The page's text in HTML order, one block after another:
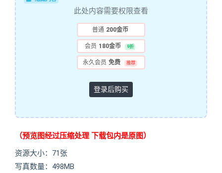
此处内容需要权限查看
普通 200金币
会员 180金币 9折
永久会员 免费 推荐
登录后购买
（预览图经过压缩处理 下载包内是原图）
资源大小：71张
写真数量：498MB